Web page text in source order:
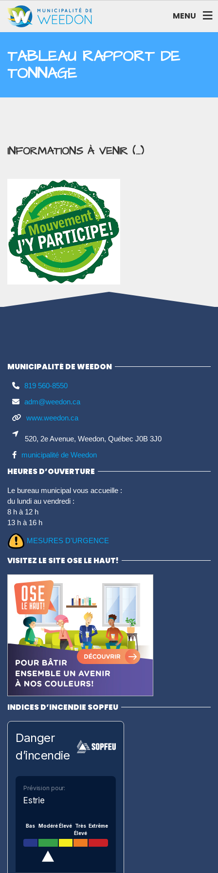
MENU
TABLEAU RAPPORT DE
TONNAGE
INFORMATIONS À VENIR (…)
MUNICIPALITÉ DE WEEDON
819 560-8550
adm@weedon.ca
www.weedon.ca
520, 2e Avenue, Weedon, Québec J0B 3J0
municipalité de Weedon
HEURES D’OUVERTURE
Le bureau municipal vous accueille :
du lundi au vendredi :
8 h à 12 h
13 h à 16 h
MESURES D'URGENCE
VISITEZ LE SITE OSE LE HAUT!
INDICES D’INCENDIE SOPFEU
Danger
d’incendie
Prévision pour:
Estrie
Bas Modéré Élevé Très
Élevé
Extrême